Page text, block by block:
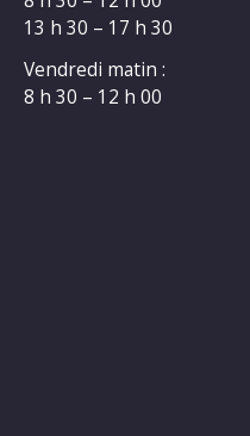
13 h 30 – 17 h 30
Vendredi matin :
8 h 30 – 12 h 00